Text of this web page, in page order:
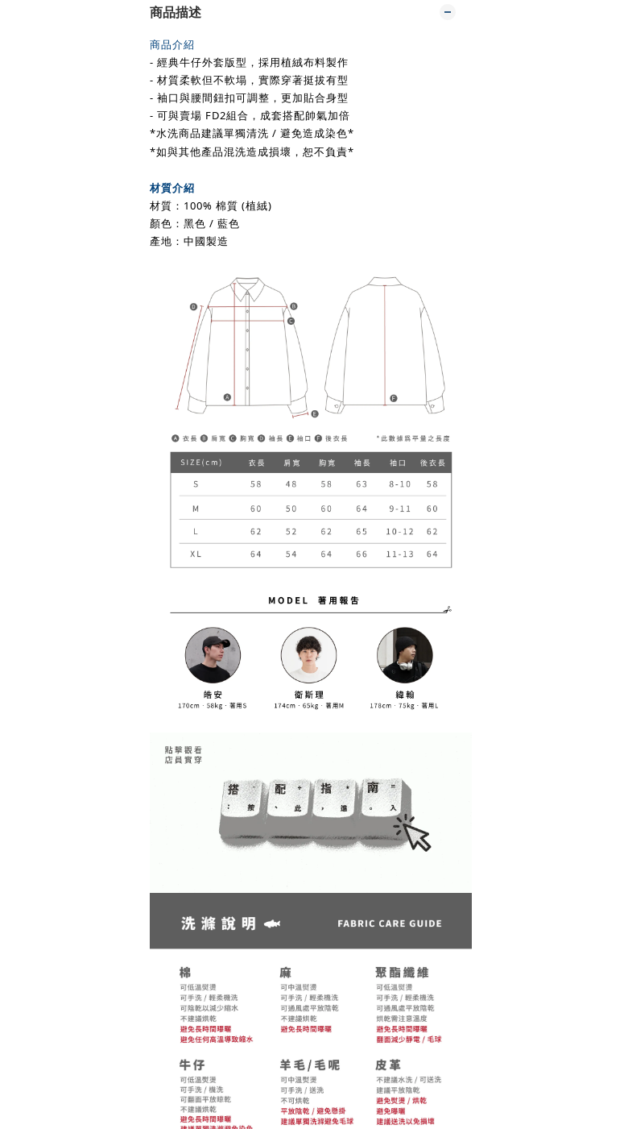
商品描述
商品介紹
- 經典牛仔外套版型，採用植絨布料製作
- 材質柔軟但不軟塌，實際穿著挺拔有型
- 袖口與腰間鈕扣可調整，更加貼合身型
- 可與賣場 FD2組合， 成套搭配帥氣加倍
*水洗商品建議單獨清洗 / 避免造成染色*
*如與其他產品混洗造成損壞，恕不負責*
材質介紹
材質：100% 棉質 (植絨)
顏色：黑色 / 藍色
產地：中國製造